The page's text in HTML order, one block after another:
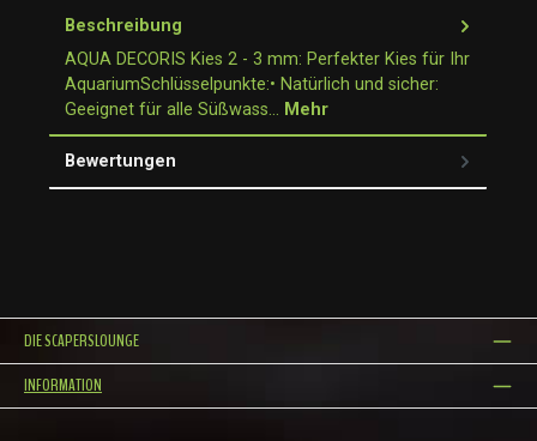
Beschreibung
AQUA DECORIS Kies 2 - 3 mm: Perfekter Kies für Ihr
AquariumSchlüsselpunkte:• Natürlich und sicher:
Geeignet für alle Süßwass… Mehr
Bewertungen
DIE SCAPERSLOUNGE
INFORMATION